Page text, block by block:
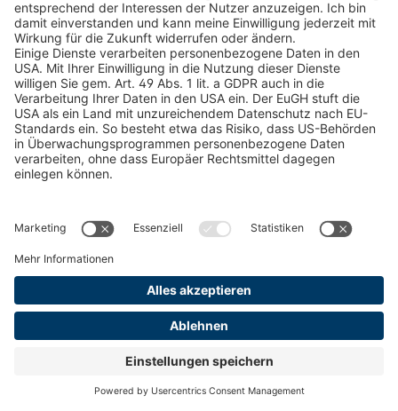
Forstprodukt finden
Kataloge
RECHTLICHE INFORMATIONEN
Zertifikate
Bildnutzungsvereinbarung
AGB
Datenschutz
Impressum
© 2026 pewag International GmbH